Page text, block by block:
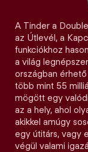
A Tinder a
az Útlevél, a
funkciókhoz
a világ
országban
több mint 55
mögött egy
az a hely, ahol
akikkel amúgy
egy útitárs, vagy
végül valami